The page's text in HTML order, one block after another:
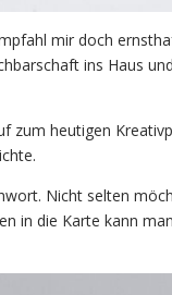
mir doch
ins Haus
zum heutigen
Nicht selten
in die Karte kann